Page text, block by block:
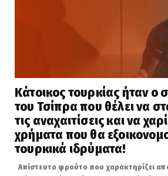
Κάτοικος τουρκίας ήταν ο
του Τσίπρα που θέλει να
τις αναχαιτίσεις και να
χρήματα που θα
τουρκικά ιδρύματα!
Απίστευτο φρούτο που χαρακτηρίζει